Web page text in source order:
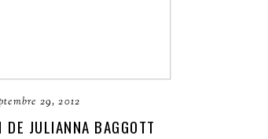
29, 2012
DE JULIANNA BAGGOTT